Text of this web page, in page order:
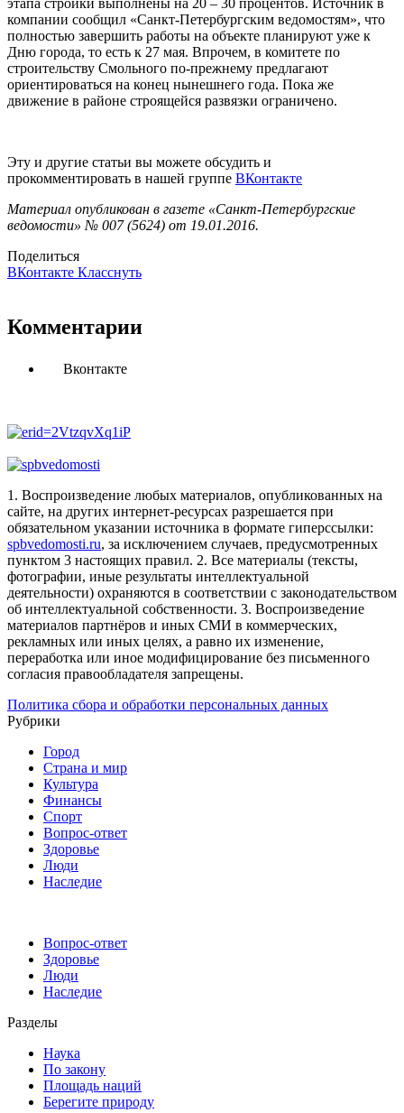
этапа стройки выполнены на 20 – 30 процентов. Источник в
компании сообщил «Санкт-Петербургским ведомостям», что
полностью завершить работы на объекте планируют уже к
Дню города, то есть к 27 мая. Впрочем, в комитете по
строительству Смольного по-прежнему предлагают
ориентироваться на конец нынешнего года. Пока же
движение в районе строящейся развязки ограничено.
Эту и другие статьи вы можете обсудить и
прокомментировать в нашей группе ВКонтакте
Материал опубликован в газете «Санкт-Петербургские
ведомости» № 007 (5624) от 19.01.2016.
Поделиться
ВКонтакте Класснуть
Комментарии
Вконтакте
1. Воспроизведение любых материалов, опубликованных на
сайте, на других интернет-ресурсах разрешается при
обязательном указании источника в формате гиперссылки:
spbvedomosti.ru, за исключением случаев, предусмотренных
пунктом 3 настоящих правил. 2. Все материалы (тексты,
фотографии, иные результаты интеллектуальной
деятельности) охраняются в соответствии с законодательством
об интеллектуальной собственности. 3. Воспроизведение
материалов партнёров и иных СМИ в коммерческих,
рекламных или иных целях, а равно их изменение,
переработка или иное модифицирование без письменного
согласия правообладателя запрещены.
Политика сбора и обработки персональных данных
Рубрики
Город
Страна и мир
Культура
Финансы
Спорт
Вопрос-ответ
Здоровье
Люди
Наследие
Вопрос-ответ
Здоровье
Люди
Наследие
Разделы
Наука
По закону
Площадь наций
Берегите природу